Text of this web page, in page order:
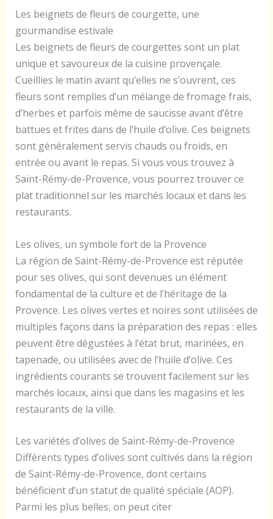
Les beignets de fleurs de courgette, une
gourmandise estivale
Les beignets de fleurs de courgettes sont un plat
unique et savoureux de la cuisine provençale.
Cueillies le matin avant qu’elles ne s’ouvrent, ces
fleurs sont remplies d’un mélange de fromage frais,
d’herbes et parfois même de saucisse avant d’être
battues et frites dans de l’huile d’olive. Ces beignets
sont généralement servis chauds ou froids, en
entrée ou avant le repas. Si vous vous trouvez à
Saint-Rémy-de-Provence, vous pourrez trouver ce
plat traditionnel sur les marchés locaux et dans les
restaurants.
Les olives, un symbole fort de la Provence
La région de Saint-Rémy-de-Provence est réputée
pour ses olives, qui sont devenues un élément
fondamental de la culture et de l’héritage de la
Provence. Les olives vertes et noires sont utilisées de
multiples façons dans la préparation des repas : elles
peuvent être dégustées à l’état brut, marinées, en
tapenade, ou utilisées avec de l’huile d’olive. Ces
ingrédients courants se trouvent facilement sur les
marchés locaux, ainsi que dans les magasins et les
restaurants de la ville.
Les variétés d’olives de Saint-Rémy-de-Provence
Différents types d’olives sont cultivés dans la région
de Saint-Rémy-de-Provence, dont certains
bénéficient d’un statut de qualité spéciale (AOP).
Parmi les plus belles, on peut citer